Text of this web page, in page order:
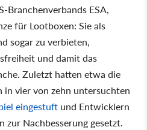
Branchenverbands ESA,
für Lootboxen: Sie als
sogar zu verbieten,
und damit das
Zuletzt hatten etwa die
in vier von zehn untersuchten
eingestuft und Entwicklern
zur Nachbesserung gesetzt.